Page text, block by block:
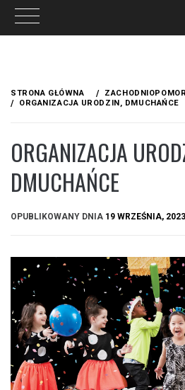
treści
STRONA GŁÓWNA
ORGANIZACJA URODZIN, DMUCHAŃCE
ORGANIZACJA
DMUCHAŃCE
OPUBLIKOWANY DNIA 19 WRZEŚNIA, 2023